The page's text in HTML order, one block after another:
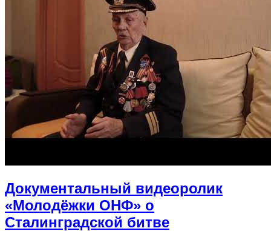
Документальный видеоролик
«Молодёжки ОНФ» о
Сталинградской битве